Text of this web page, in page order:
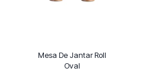
Mesa De Jantar Roll
Oval